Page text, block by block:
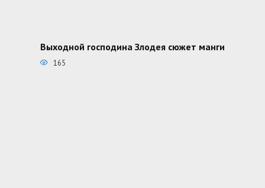
Выходной господина Злодея сюжет манги
165